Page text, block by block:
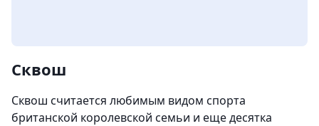
Сквош
Сквош считается любимым видом спорта
британской королевской семьи и еще десятка